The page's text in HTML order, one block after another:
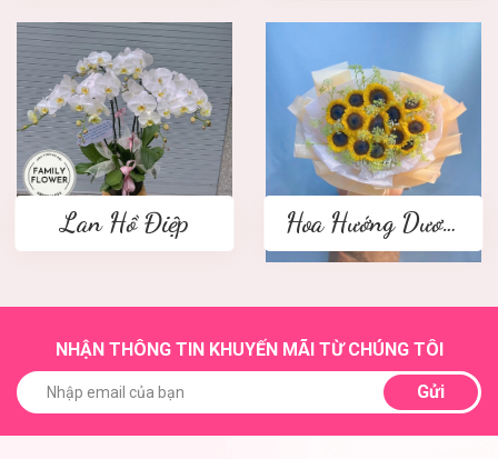
Lan Hồ Điệp Hoa Hướng Dương
NHẬN THÔNG TIN KHUYẾN MÃI TỪ CHÚNG TÔI
Gửi